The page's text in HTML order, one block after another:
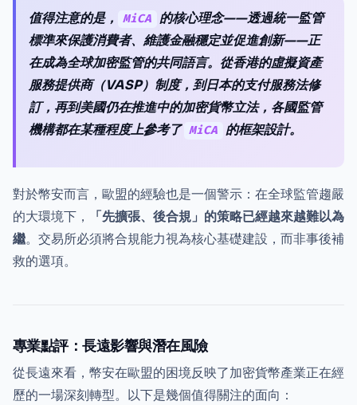
值得注意的是， MiCA 的核心理念——透過統一監管
標準來保護消費者、維護金融穩定並促進創新——正
在成為全球加密監管的共同語言。從香港的虛擬資產
服務提供商（VASP）制度，到日本的支付服務法修
訂，再到美國仍在推進中的加密貨幣立法，各國監管
機構都在某種程度上參考了 MiCA 的框架設計。
對於幣安而言，歐盟的經驗也是一個警示：在全球監管趨嚴
的大環境下，
「先擴張、後合規」的策略已經越來越難以為
繼。交易所必須將合規能力視為核心基礎建設，而非事後補
救的選項。
專業點評：長遠影響與潛在風險
從長遠來看，幣安在歐盟的困境反映了加密貨幣產業正在經
歷的一場深刻轉型。以下是幾個值得關注的面向：